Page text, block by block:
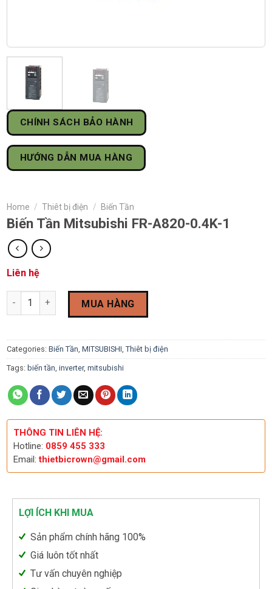
CHÍNH SÁCH BẢO HÀNH
HƯỚNG DẪN MUA HÀNG
Home / Thiêt bị điện / Biến Tần
Biến Tần Mitsubishi FR-A820-0.4K-1
Liên hệ
Biến Tần Mitsubishi FR-A820-0.4K-1 quantity
MUA HÀNG
Categories: Biến Tần, MITSUBISHI, Thiêt bị điện
Tags: biến tần, inverter, mitsubishi
THÔNG TIN LIÊN HỆ:
Hotline: 0859 455 333
Email:thietbicrown@gmail.com
LỢI ÍCH KHI MUA
Sản phẩm chính hãng 100%
Giá luôn tốt nhất
Tư vấn chuyên nghiệp